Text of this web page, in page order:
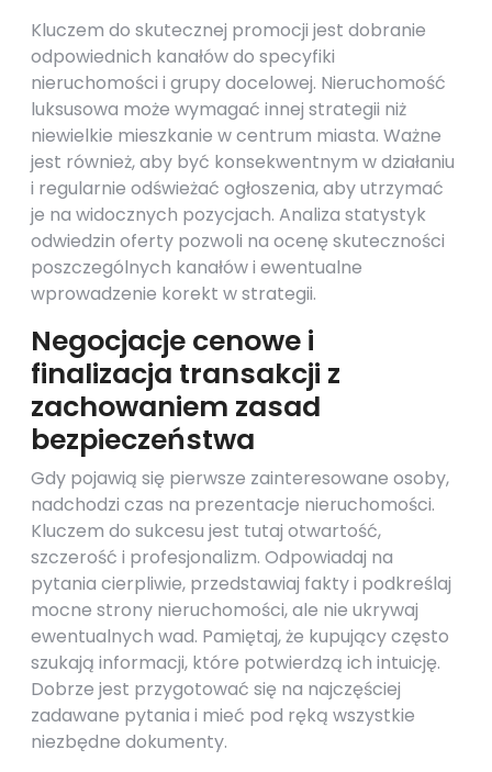
Kluczem do skutecznej promocji jest dobranie
odpowiednich kanałów do specyfiki
nieruchomości i grupy docelowej. Nieruchomość
luksusowa może wymagać innej strategii niż
niewielkie mieszkanie w centrum miasta. Ważne
jest również, aby być konsekwentnym w działaniu
i regularnie odświeżać ogłoszenia, aby utrzymać
je na widocznych pozycjach. Analiza statystyk
odwiedzin oferty pozwoli na ocenę skuteczności
poszczególnych kanałów i ewentualne
wprowadzenie korekt w strategii.
Negocjacje cenowe i
finalizacja transakcji z
zachowaniem zasad
bezpieczeństwa
Gdy pojawią się pierwsze zainteresowane osoby,
nadchodzi czas na prezentacje nieruchomości.
Kluczem do sukcesu jest tutaj otwartość,
szczerość i profesjonalizm. Odpowiadaj na
pytania cierpliwie, przedstawiaj fakty i podkreślaj
mocne strony nieruchomości, ale nie ukrywaj
ewentualnych wad. Pamiętaj, że kupujący często
szukają informacji, które potwierdzą ich intuicję.
Dobrze jest przygotować się na najczęściej
zadawane pytania i mieć pod ręką wszystkie
niezbędne dokumenty.